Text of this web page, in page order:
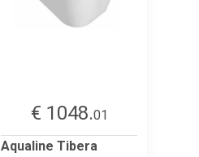
€ 1048.01
Aqualine Tibera